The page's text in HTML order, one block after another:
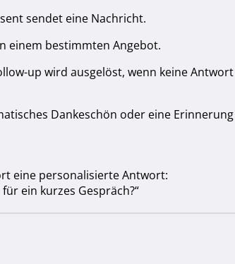
sendet eine Nachricht.
einem bestimmten Angebot.
up wird ausgelöst, wenn keine Antwort
Dankeschön oder eine Erinnerung
eine personalisierte Antwort:
ein kurzes Gespräch?“